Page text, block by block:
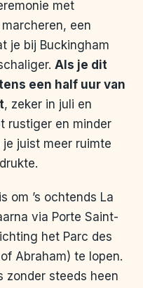
met
een
je bij Buckingham
Als je dit
een half uur van
, zeker in juli en
rustiger en minder
juist meer ruimte
om ’s ochtends La
via Porte Saint-
het Parc des
Abraham) te lopen.
zonder steeds heen